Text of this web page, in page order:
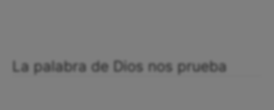
La palabra de Dios nos prueba